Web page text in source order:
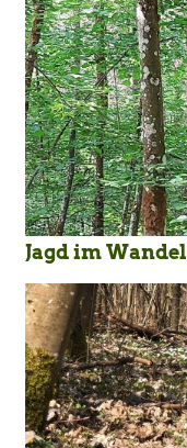
Jagd im Wandel